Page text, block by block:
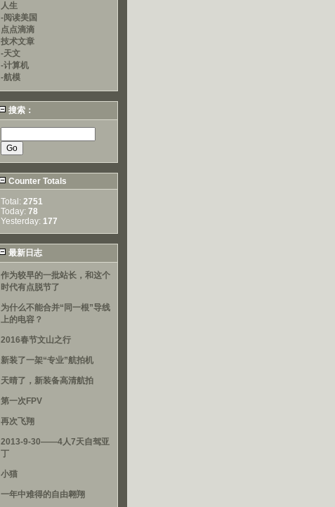
人生
-阅读美国
点点滴滴
技术文章
-天文
-计算机
-航模
搜索：
Counter Totals
Total: 2751
Today: 78
Yesterday: 177
最新日志
作为较早的一批站长，和这个
时代有点脱节了
为什么不能合并“同一根”导线
上的电容？
2016春节文山之行
新装了一架“专业”航拍机
天晴了，新装备高清航拍
第一次FPV
再次飞翔
2013-9-30——4人7天自驾亚
丁
小猫
一年中难得的自由翱翔